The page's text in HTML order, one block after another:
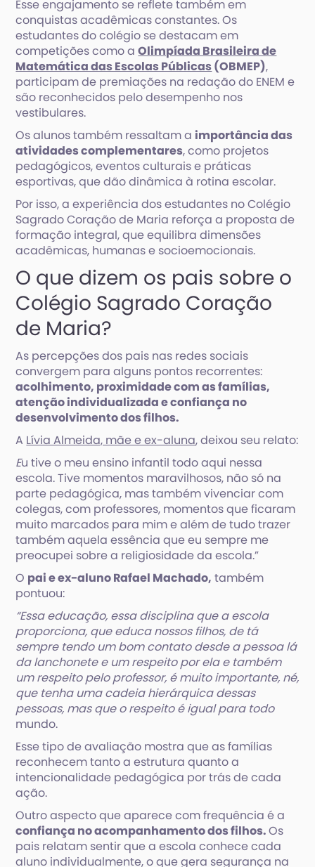
Esse engajamento se reflete também em
conquistas acadêmicas constantes. Os
estudantes do colégio se destacam em
competições como aOlimpíada Brasileira de
Matemática das Escolas Públicas(OBMEP),
participam de premiações na redação do ENEM e
são reconhecidos pelo desempenho nos
vestibulares.
Os alunos também ressaltam aimportância das
atividades complementares, como projetos
pedagógicos, eventos culturais e práticas
esportivas, que dão dinâmica à rotina escolar.
Por isso, a experiência dos estudantes no Colégio
Sagrado Coração de Maria reforça a proposta de
formação integral, que equilibra dimensões
acadêmicas, humanas e socioemocionais.
O que dizem os pais sobre o
Colégio Sagrado Coração
de Maria?
As percepções dos pais nas redes sociais
convergem para alguns pontos recorrentes:
acolhimento, proximidade com as famílias,
atenção individualizada e confiança no
desenvolvimento dos filhos.
A Lívia Almeida, mãe e ex-aluna, deixou seu relato:
Eu tive o meu ensino infantil todo aqui nessa
escola. Tive momentos maravilhosos, não só na
parte pedagógica, mas também vivenciar com
colegas, com professores, momentos que ficaram
muito marcados para mim e além de tudo trazer
também aquela essência que eu sempre me
preocupei sobre a religiosidade da escola.”
O pai e ex-aluno Rafael Machado, também
pontuou:
“Essa educação, essa disciplina que a escola
proporciona, que educa nossos filhos, de tá
sempre tendo um bom contato desde a pessoa lá
da lanchonete e um respeito por ela e também
um respeito pelo professor, é muito importante, né,
que tenha uma cadeia hierárquica dessas
pessoas, mas que o respeito é igual para todo
mundo.
Esse tipo de avaliação mostra que as famílias
reconhecem tanto a estrutura quanto a
intencionalidade pedagógica por trás de cada
ação.
Outro aspecto que aparece com frequência é a
confiança no acompanhamento dos filhos.Os
pais relatam sentir que a escola conhece cada
aluno individualmente, o que gera segurança na